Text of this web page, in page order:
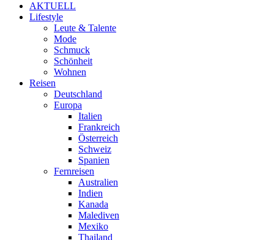
AKTUELL
Lifestyle
Leute & Talente
Mode
Schmuck
Schönheit
Wohnen
Reisen
Deutschland
Europa
Italien
Frankreich
Österreich
Schweiz
Spanien
Fernreisen
Australien
Indien
Kanada
Malediven
Mexiko
Thailand